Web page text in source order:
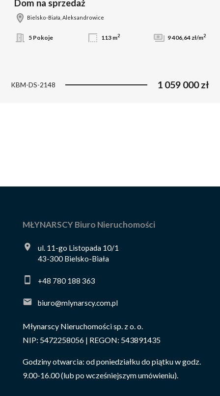
Dom na sprzedaż
Bielsko-Biała, Aleksandrowice
5 Pokoje 113 m2 9 406,64 zł/m2
KBM-DS-2148 1 059 000 zł
MŁYNARSCY Biuro Nieruchomości
ul. 11-go Listopada 10/1
43-300 Bielsko-Biała
+48 780 188 363
biuro@mlynarscy.com.pl
Młynarscy Nieruchomości sp. z o. o.
NIP: 5472258056 | REGON: 543891435
Godziny otwarcia: od poniedziałku do piątku w godz.
9.00-16.00 (lub po wcześniejszym umówieniu).